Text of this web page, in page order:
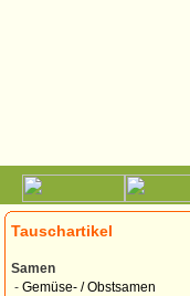
Tauschartikel
Samen
- Gemüse- / Obstsamen